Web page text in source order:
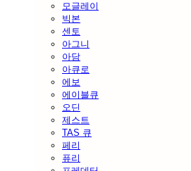
모글레이
빅본
센토
아그니
아담
아큐로
에보
에이블큐
오딘
제스트
TAS 큐
페리
퓨리